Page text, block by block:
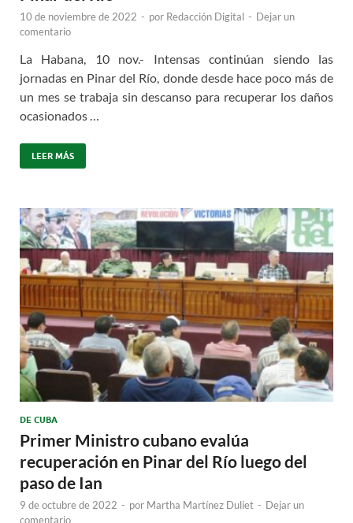
10 de noviembre de 2022 - por Redacción Digital - Dejar un
comentario
La Habana, 10 nov.- Intensas continúan siendo las
jornadas en Pinar del Río, donde desde hace poco más de
un mes se trabaja sin descanso para recuperar los daños
ocasionados …
LEER MÁS
DE CUBA
Primer Ministro cubano evalúa
recuperación en Pinar del Río luego del
paso de Ian
9 de octubre de 2022 - por Martha Martínez Duliet - Dejar un
comentario